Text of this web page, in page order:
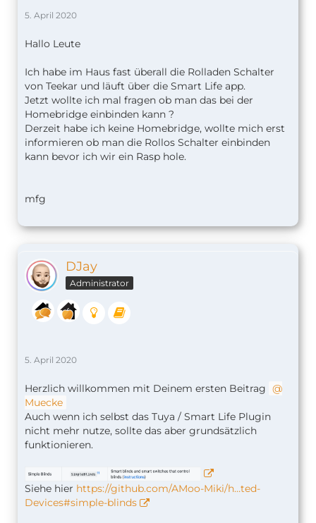
5. April 2020
Hallo Leute
Ich habe im Haus fast überall die Rolladen Schalter
von Teekar und läuft über die Smart Life app.
Jetzt wollte ich mal fragen ob man das bei der
Homebridge einbinden kann ?
Derzeit habe ich keine Homebridge, wollte mich erst
informieren ob man die Rollos Schalter einbinden
kann bevor ich wir ein Rasp hole.
mfg
DJay
Administrator
5. April 2020
Herzlich willkommen mit Deinem ersten Beitrag
Muecke
Auch wenn ich selbst das Tuya / Smart Life Plugin
nicht mehr nutze, sollte das aber grundsätzlich
funktionieren.
Siehe hier https://github.com/AMoo-Miki/h…ted-
Devices#simple-blinds